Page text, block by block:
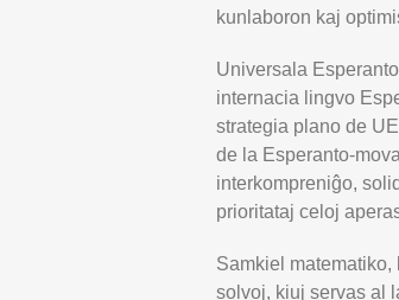
kunlaboron kaj
Universala
internacia lingvo
strategia plano de
de la Esperanto-
interkompreniĝo,
prioritataj celoj
Samkiel matematiko,
solvoj, kiuj servas al